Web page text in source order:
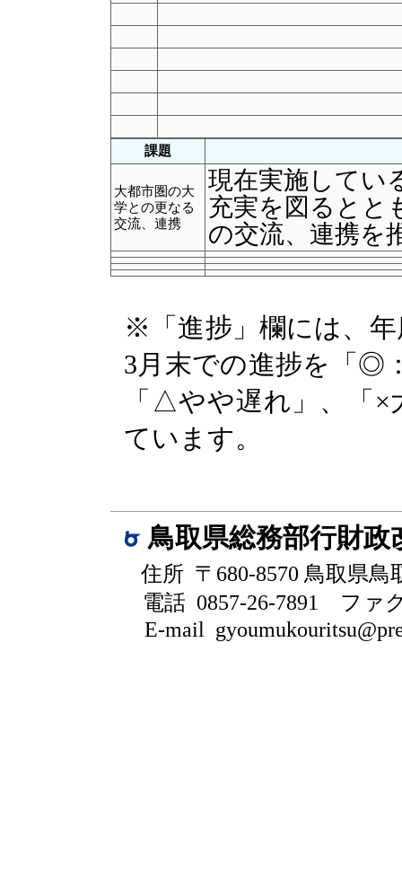
課題
大都市圏の大
学との更なる
交流、連携
現在実施してい
充実を図るとと
の交流、連携を
※「進捗」欄には、
3月末での進捗を「◎
「△やや遅れ」、「
ています。
鳥取県総務部行財政
住所 〒680-8570 鳥取県鳥
電話 0857-26-7891
ファ
E-mail